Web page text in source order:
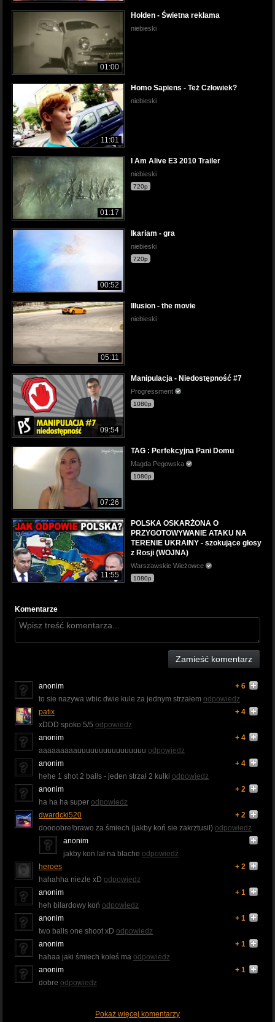
01:00
Holden - Świetna reklama
niebieski
11:01
Homo Sapiens - Też Człowiek?
niebieski
01:17
I Am Alive E3 2010 Trailer
niebieski
720p
00:52
Ikariam - gra
niebieski
720p
05:11
Illusion - the movie
niebieski
09:54
Manipulacja - Niedostępność #7
Progressment
1080p
07:26
TAG : Perfekcyjna Pani Domu
Magda Pegowska
1080p
11:55
POLSKA OSKARŻONA O
PRZYGOTOWYWANIE ATAKU NA
TERENIE UKRAINY - szokujące głosy
z Rosji (WOJNA)
Warszawskie Wieżowce
1080p
Komentarze
Zamieść komentarz
anonim
+ 6
to sie nazywa wbic dwie kule za jednym strzałem odpowiedz
patix
+ 4
xDDD spoko 5/5 odpowiedz
anonim
+ 4
aaaaaaaaauuuuuuuuuuuuuuuu odpowiedz
anonim
+ 4
hehe 1 shot 2 balls - jeden strzał 2 kulki odpowiedz
anonim
+ 2
ha ha ha super odpowiedz
dwardcki520
+ 2
doooobre!brawo za śmiech (jakby koń sie zakrztusił) odpowiedz
anonim
jakby kon lał na blache odpowiedz
heroes
+ 2
hahahha niezle xD odpowiedz
anonim
+ 1
heh bilardowy koń odpowiedz
anonim
+ 1
two balls one shoot xD odpowiedz
anonim
+ 1
hahaa jaki śmiech koleś ma odpowiedz
anonim
+ 1
dobre odpowiedz
Pokaż więcej komentarzy